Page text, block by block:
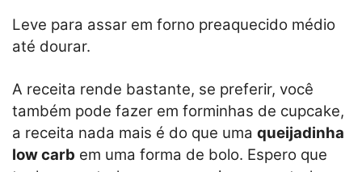
Leve para assar em forno preaquecido médio
até dourar.
A receita rende bastante, se preferir, você
também pode fazer em forminhas de cupcake,
a receita nada mais é do que uma queijadinha
low carb em uma forma de bolo. Espero que